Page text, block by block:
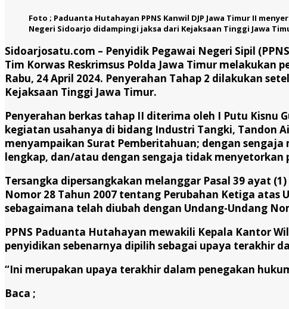
Foto ; Paduanta Hutahayan PPNS Kanwil DJP Jawa Timur II
Negeri Sidoarjo didampingi jaksa dari Kejaksaan Tinggi Jawa
Sidoarjosatu.com – Penyidik Pegawai Negeri Sipil
Tim Korwas Reskrimsus Polda Jawa Timur melakukan
Rabu, 24 April 2024. Penyerahan Tahap 2 dilakukan
Kejaksaan Tinggi Jawa Timur.
Penyerahan berkas tahap II diterima oleh I Putu Kisnu
kegiatan usahanya di bidang Industri Tangki, Tandon
menyampaikan Surat Pemberitahuan; dengan
lengkap, dan/atau dengan sengaja tidak
Tersangka dipersangkakan melanggar Pasal 39 ayat
Nomor 28 Tahun 2007 tentang Perubahan Ketiga
sebagaimana telah diubah dengan Undang-Undang
PPNS Paduanta Hutahayan mewakili Kepala Kantor
penyidikan sebenarnya dipilih sebagai upaya terakhir
“Ini merupakan upaya terakhir dalam penegakan
Baca ;